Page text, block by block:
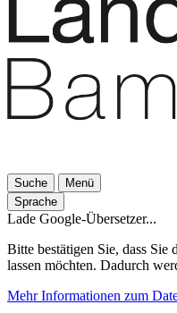
Suche
Menü
Sprache
Lade Google-Übersetzer...
Bitte bestätigen Sie, dass Sie
lassen möchten. Dadurch
Mehr Informationen zum